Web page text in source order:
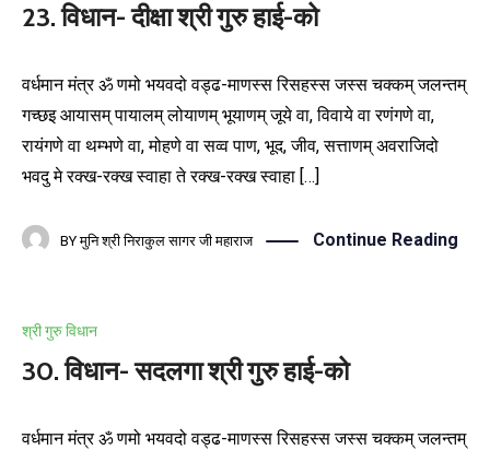
23. विधान- दीक्षा श्री गुरु हाई-को
वर्धमान मंत्र ॐ णमो भयवदो वड्ढ-माणस्स रिसहस्स जस्स चक्कम् जलन्तम्
गच्छइ आयासम् पायालम् लोयाणम् भूयाणम् जूये वा, विवाये वा रणंगणे वा,
रायंगणे वा थम्भणे वा, मोहणे वा सव्व पाण, भूद, जीव, सत्ताणम् अवराजिदो
भवदु मे रक्ख-रक्ख स्वाहा ते रक्ख-रक्ख स्वाहा […]
BY मुनि श्री निराकुल सागर जी महाराज Continue Reading
श्री गुरु विधान
30. विधान- सदलगा श्री गुरु हाई-को
वर्धमान मंत्र ॐ णमो भयवदो वड्ढ-माणस्स रिसहस्स जस्स चक्कम् जलन्तम्